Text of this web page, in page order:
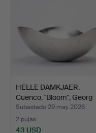
HELLE DAMKJAER.
Cuenco, "Bloom", Georg
Jen…
Subastado 29 may 2026
2 pujas
43 USD